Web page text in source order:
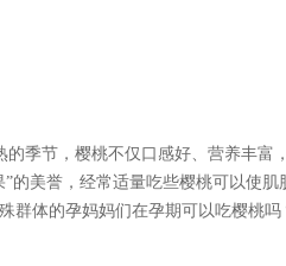
节，樱桃不仅口感好、营养丰富，
的美誉，经常适量吃些樱桃可以使
群体的孕妈妈们在孕期可以吃樱桃吗